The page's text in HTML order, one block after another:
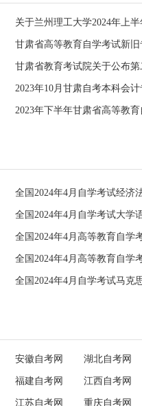
甘肃省高等教育自学考试新
2023年10月甘肃自考本科会计
全国2024年4月自学考试大学
全国2024年4月高等教育自学
全国2024年4月高等教育自学
全国2024年4月自学考试马克
安徽自考网 湖北自考网
福建自考网 江西自考网
江苏自考网 重庆自考网